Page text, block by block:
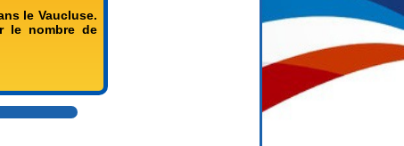
le Vaucluse.
le nombre de